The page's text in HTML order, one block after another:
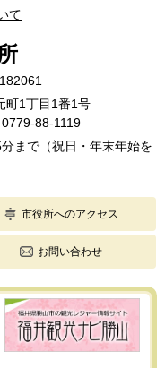
て
1丁目1番1号
88-1119
まで（祝日・年末年始を
市役所へのアクセス
お問い合わせ